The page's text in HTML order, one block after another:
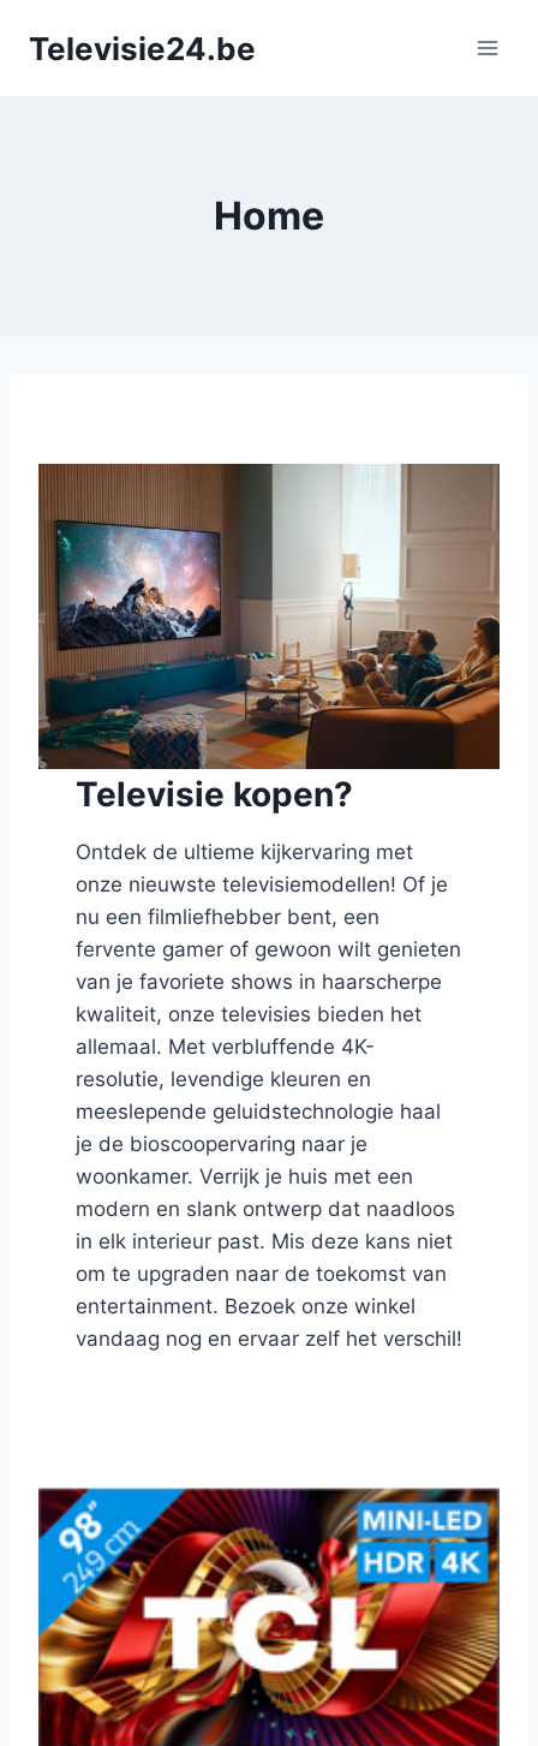
naarTelevisie24.be
Home
Televisie kopen?
Ontdek de ultieme kijkervaring met
onze nieuwste televisiemodellen! Of je
nu een filmliefhebber bent, een
fervente gamer of gewoon wilt genieten
van je favoriete shows in haarscherpe
kwaliteit, onze televisies bieden het
allemaal. Met verbluffende 4K-
resolutie, levendige kleuren en
meeslepende geluidstechnologie haal
je de bioscoopervaring naar je
woonkamer. Verrijk je huis met een
modern en slank ontwerp dat naadloos
in elk interieur past. Mis deze kans niet
om te upgraden naar de toekomst van
entertainment. Bezoek onze winkel
vandaag nog en ervaar zelf het verschil!